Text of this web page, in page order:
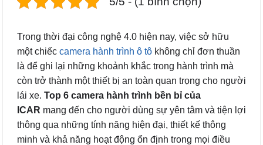
Trong thời đại công nghệ 4.0 hiện nay, việc sở hữu
một chiếc camera hành trình ô tô không chỉ đơn thuần
là để ghi lại những khoảnh khắc trong hành trình mà
còn trở thành một thiết bị an toàn quan trọng cho người
lái xe. Top 6 camera hành trình bền bỉ của
ICAR mang đến cho người dùng sự yên tâm và tiện lợi
thông qua những tính năng hiện đại, thiết kế thông
minh và khả năng hoạt động ổn định trong mọi điều